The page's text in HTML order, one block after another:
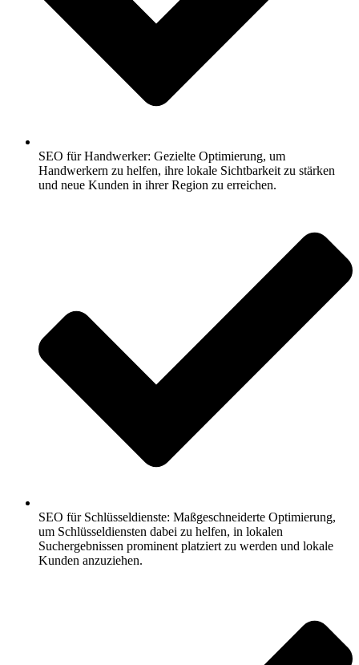
SEO für Handwerker: Gezielte Optimierung, um
Handwerkern zu helfen, ihre lokale Sichtbarkeit zu stärken
und neue Kunden in ihrer Region zu erreichen.
SEO für Schlüsseldienste: Maßgeschneiderte Optimierung,
um Schlüsseldiensten dabei zu helfen, in lokalen
Suchergebnissen prominent platziert zu werden und lokale
Kunden anzuziehen.